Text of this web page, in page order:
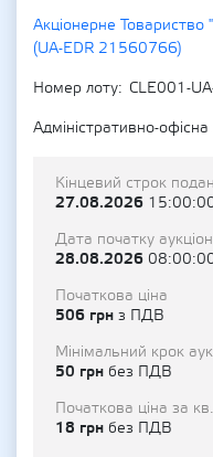
Акціонерне Товариство
(UA-EDR 21560766)
Номер лоту
CLE001-
Адміністративно-
Кінцевий строк
27.08.2026
Дата початку
28.08.2026
Початкова ціна
506 грн з ПДВ
Мінімальний крок
50 грн без ПДВ
Початкова ціна за
18 грн без ПДВ